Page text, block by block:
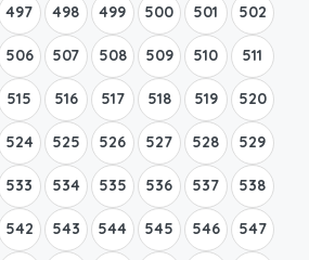
497 498 499 500 501 502
506 507 508 509 510 511
515 516 517 518 519 520
524 525 526 527 528 529
533 534 535 536 537 538
542 543 544 545 546 547